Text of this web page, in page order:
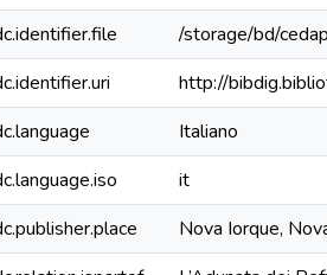
/storage/bd/
http://
Italiano
it
Nova Iorque,